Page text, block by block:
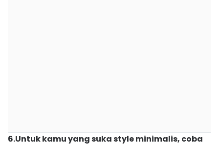
6.Untuk kamu yang suka style minimalis, coba